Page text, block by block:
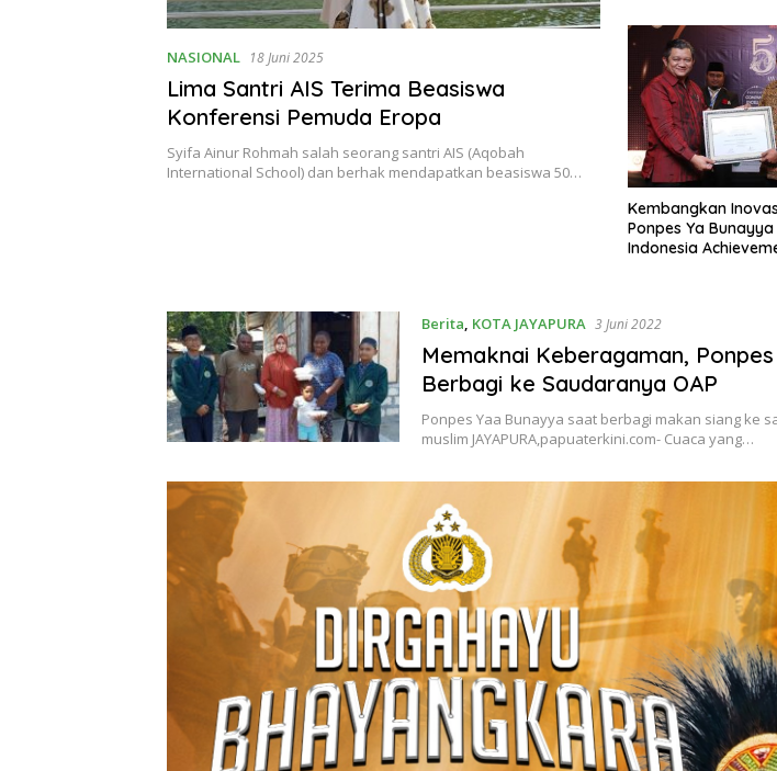
NASIONAL 18 Juni 2025
Lima Santri AIS Terima Beasiswa
Konferensi Pemuda Eropa
Syifa Ainur Rohmah salah seorang santri AIS (Aqobah
International School) dan berhak mendapatkan beasiswa 50…
Kembangkan
Ponpes Ya
Indonesia
Berita, KOTA JAYAPURA 3 Juni 2022
Memaknai Keberagaman,
Berbagi ke Saudaranya OAP
Ponpes Yaa Bunayya saat berbagi makan siang ke
muslim JAYAPURA,papuaterkini.com- Cuaca yang…